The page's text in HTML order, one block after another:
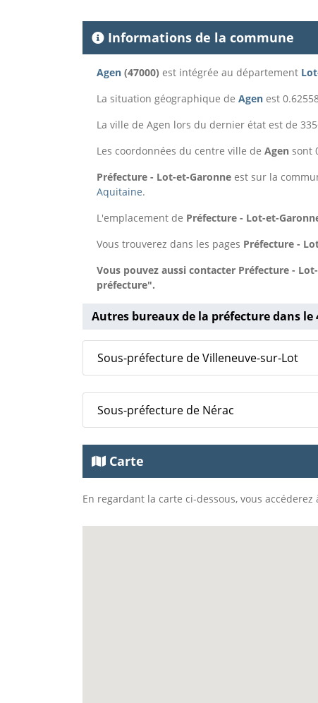
Informations de la commune
Agen (47000) est intégrée au département
La situation géographique de Agen est
La ville de Agen lors du dernier état est de
Les coordonnées du centre ville de Agen sont
Préfecture - Lot-et-Garonne est sur la
Aquitaine.
L'emplacement de Préfecture - Lot-et-
Vous trouverez dans les pages Préfecture -
Vous pouvez aussi contacter Préfecture -
préfecture".
Autres bureaux de la préfecture dans le
Sous-préfecture de Villeneuve-sur-Lot
Sous-préfecture de Nérac
Carte
En regardant la carte ci-dessous, vous